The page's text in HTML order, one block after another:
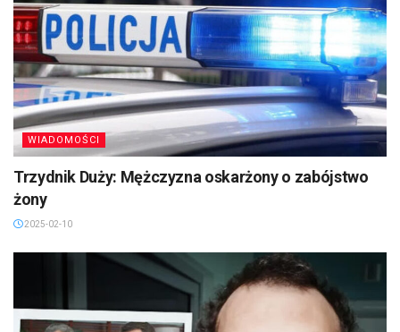
WIADOMOŚCI
Trzydnik Duży: Mężczyzna oskarżony o zabójstwo
żony
2025-02-10